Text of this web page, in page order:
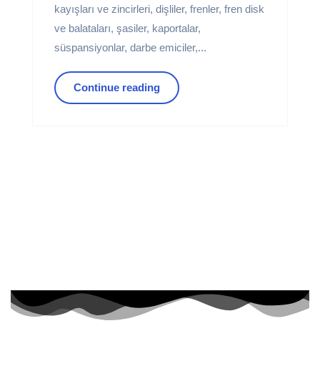
kayışları ve zincirleri, dişliler, frenler, fren disk
ve balataları, şasiler, kaportalar,
süspansiyonlar, darbe emiciler,...
Continue reading